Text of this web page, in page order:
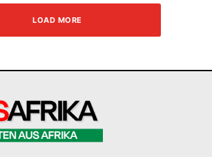
LOAD MORE